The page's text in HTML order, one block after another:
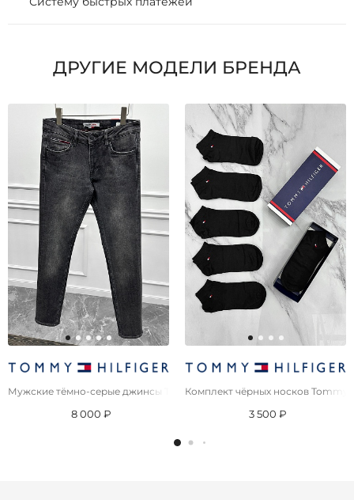
ДРУГИЕ МОДЕЛИ БРЕНДА
Мужские тёмно-серые джинсы Tommy Hilfiger Austin Slim Tapered
8 000 ₽
Комплект чёрных носков Tommy
3 500 ₽